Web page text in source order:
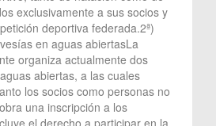
exclusivamente a sus socios y
deportiva federada.2ª)
en aguas abiertasLa
organiza actualmente dos
abiertas, a las cuales
los socios como personas no
una inscripción a los
el derecho a participar en la